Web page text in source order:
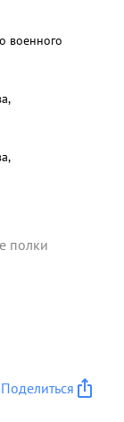
военного
полки
Поделиться